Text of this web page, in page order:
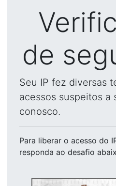
de
Seu IP fez diversas
acessos suspeitos a
conosco.
Para liberar o acesso do
responda ao desafio